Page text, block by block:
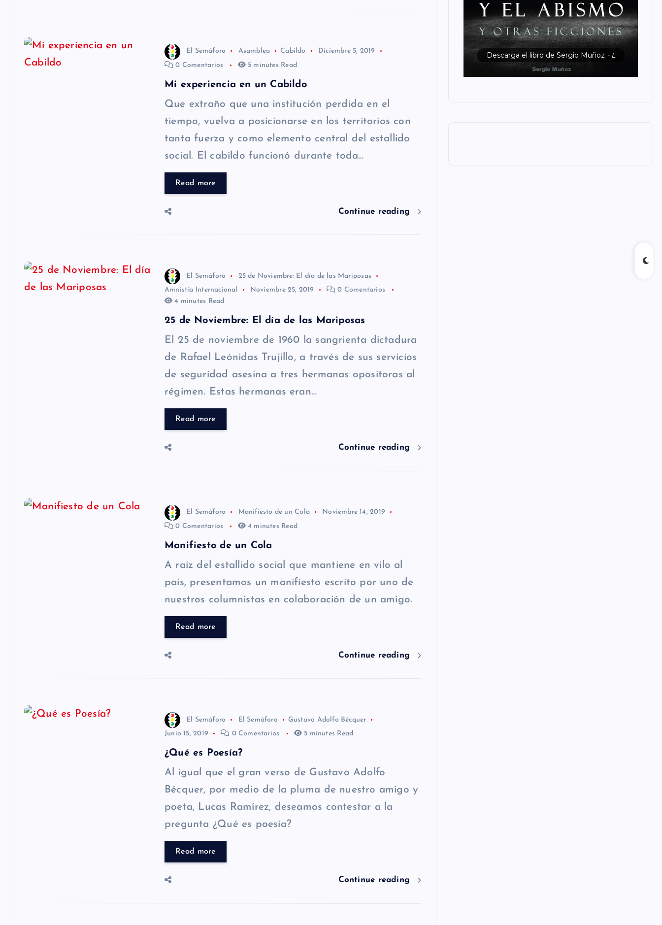
El Semáforo Asamblea Cabildo
Diciembre 5, 2019
0 Comentarios
5 minutes Read
Mi experiencia en un Cabildo
Que extraño que una institución perdida en el
tiempo, vuelva a posicionarse en los territorios con
tanta fuerza y como elemento central del estallido
social. El cabildo funcionó durante toda…
Read more
Continue reading
El Semáforo
25 de Noviembre: El día de las Mariposas
Amnistía Internacional
Noviembre 25, 2019
0 Comentarios
4 minutes Read
25 de Noviembre: El día de las Mariposas
El 25 de noviembre de 1960 la sangrienta dictadura
de Rafael Leónidas Trujillo, a través de sus servicios
de seguridad asesina a tres hermanas opositoras al
régimen. Estas hermanas eran…
Read more
Continue reading
El Semáforo Manifiesto de un Cola
Noviembre 14, 2019
0 Comentarios
4 minutes Read
Manifiesto de un Cola
A raíz del estallido social que mantiene en vilo al
país, presentamos un manifiesto escrito por uno de
nuestros columnistas en colaboración de un amigo.
Read more
Continue reading
El Semáforo El Semáforo
Gustavo Adolfo Bécquer
Junio 15, 2019
0 Comentarios 5 minutes Read
¿Qué es Poesía?
Al igual que el gran verso de Gustavo Adolfo
Bécquer, por medio de la pluma de nuestro amigo y
poeta, Lucas Ramírez, deseamos contestar a la
pregunta ¿Qué es poesía?
Read more
Continue reading
Descarga el libro de Sergio Muñoz - L